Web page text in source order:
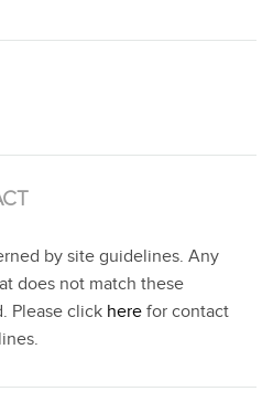
by site guidelines. Any
does not match these
Please click here for contact